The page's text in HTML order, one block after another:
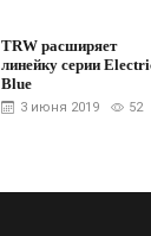
TRW расширяет
линейку серии
Blue
3 июня 2019 52